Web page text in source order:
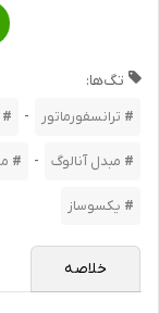
تگ‌ها:
ترانسفورماتور -
مبدل آنالوگ -
یکسوساز
خلاصه